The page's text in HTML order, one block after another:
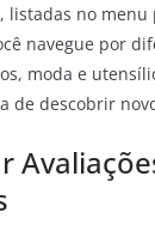
, listadas no menu
navegue por
moda e
de descobrir